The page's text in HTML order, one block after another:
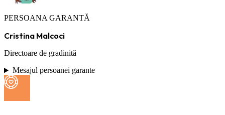
PERSOANA GARANTĂ
Cristina Malcoci
Directoare de gradinită
Mesajul persoanei garante